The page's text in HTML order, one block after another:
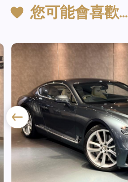
您可能會喜歡…